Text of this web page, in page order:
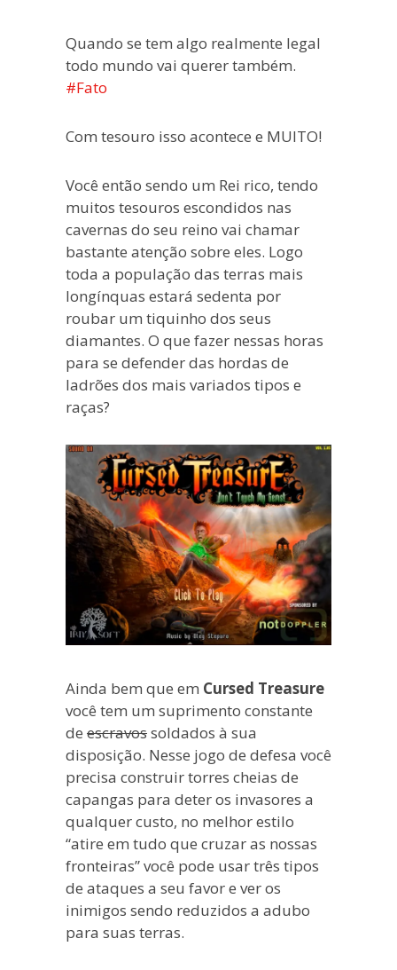
à
moda
antiga.
Quando se tem algo realmente legal
todo mundo vai querer também.
#Fato
Com tesouro isso acontece e MUITO!
Você então sendo um Rei rico, tendo
muitos tesouros escondidos nas
cavernas do seu reino vai chamar
bastante atenção sobre eles. Logo
toda a população das terras mais
longínquas estará sedenta por
roubar um tiquinho dos seus
diamantes. O que fazer nessas horas
para se defender das hordas de
ladrões dos mais variados tipos e
raças?
Ainda bem que em Cursed Treasure
você tem um suprimento constante
de escravossoldados à sua
disposição. Nesse jogo de defesa você
precisa construir torres cheias de
capangas para deter os invasores a
qualquer custo, no melhor estilo
“atire em tudo que cruzar as nossas
fronteiras” você pode usar três tipos
de ataques a seu favor e ver os
inimigos sendo reduzidos a adubo
para suas terras.